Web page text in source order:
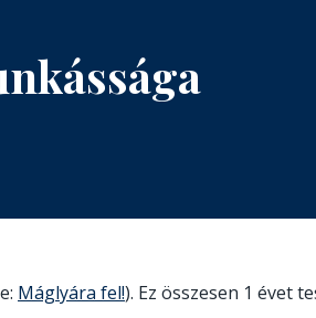
Máglyára fel!). Ez összesen 1 évet